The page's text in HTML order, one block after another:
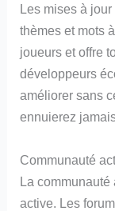
Les mises à
thèmes et mots
joueurs et offre
développeurs
améliorer sans
ennuierez
Communauté
La communauté
active. Les